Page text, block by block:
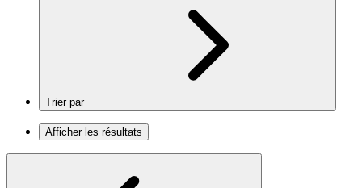
Trier par
Afficher les résultats